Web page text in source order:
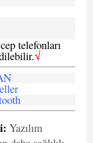
telefonları
√
Yazılım